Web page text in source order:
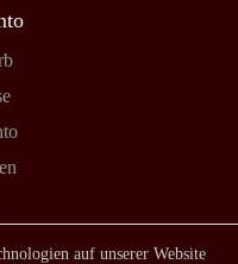
auf unserer Website